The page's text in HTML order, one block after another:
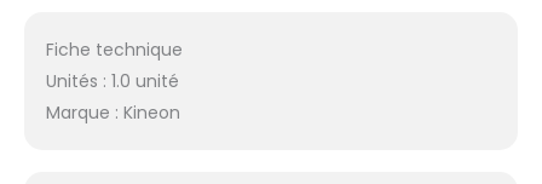
Fiche technique
Unités : 1.0 unité
Marque : Kineon